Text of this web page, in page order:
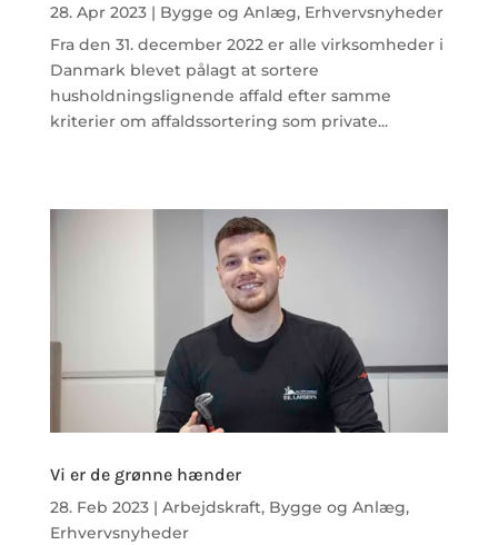
28. Apr 2023| Bygge og Anlæg, Erhvervsnyheder
Fra den 31. december 2022 er alle virksomheder i
Danmark blevet pålagt at sortere
husholdningslignende affald efter samme
kriterier om affaldssortering som private...
Vi er de grønne hænder
28. Feb 2023| Arbejdskraft, Bygge og Anlæg,
Erhvervsnyheder